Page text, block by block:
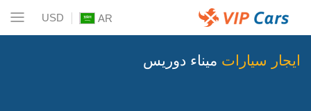
AR
USD
ايجار سيارات ميناء دوريس